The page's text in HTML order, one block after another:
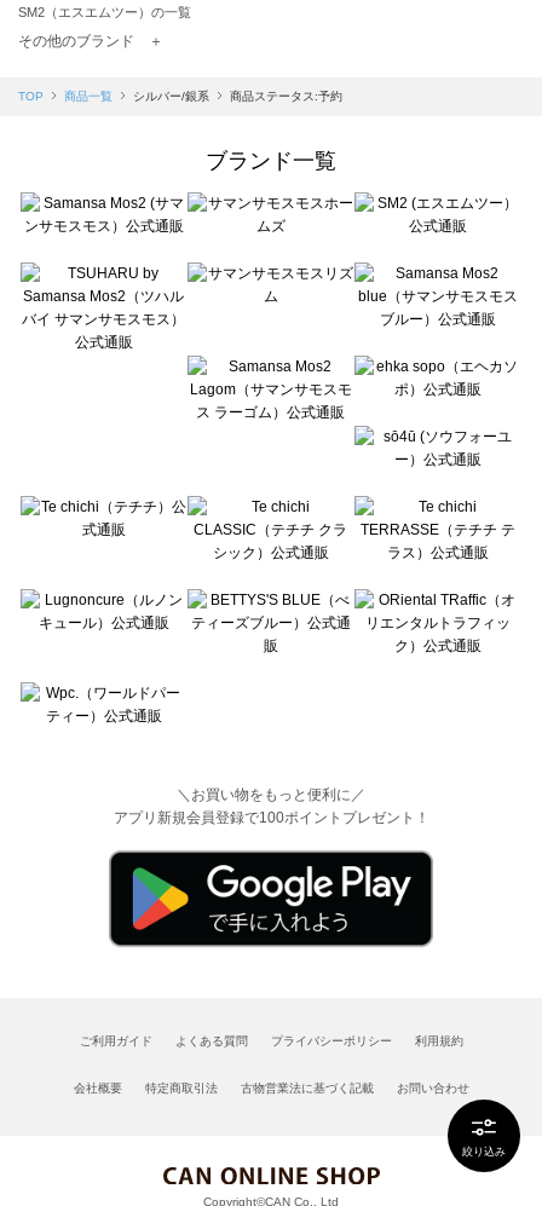
絞り込み
SM2（エスエムツー）の一覧
TSUHARU by Samansa Mos2（ツハルバイサマンサモスモス）の一覧
Samansa Mos2 blue（サマンサモスモス ブルー）の一覧
Te chichi（テチチ）の一覧
Te chichi CLASSIC（テチチ クラシック）の一覧
Lugnoncure（ルノンキュール）の一覧
BETTY'S BLUE（べティーズブルー）の一覧
Wpc.（ワールドパーティー）の一覧
その他のブランド ＋
TOP 商品一覧 シルバー/銀系 商品ステータス:予約
ブランド一覧
＼お買い物をもっと便利に／
アプリ新規会員登録で100ポイントプレゼント！
ご利用ガイド よくある質問 プライバシーポリシー 利用規約
会社概要 特定商取引法 古物営業法に基づく記載 お問い合わせ
Copyright©CAN Co., Ltd